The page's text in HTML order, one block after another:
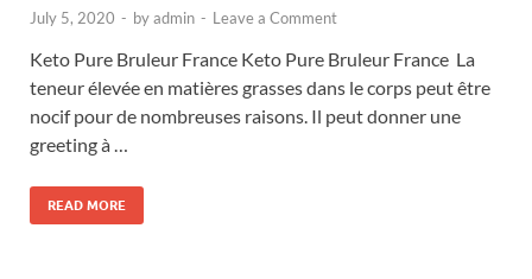
July 5, 2020 - byadmin - Leave a Comment
Keto Pure Bruleur France Keto Pure Bruleur France La
teneur élevée en matières grasses dans le corps peut être
nocif pour de nombreuses raisons. Il peut donner une
greeting à …
READ MORE